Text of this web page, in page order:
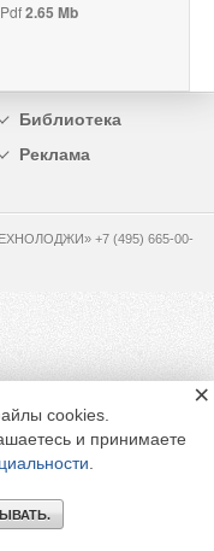
Pdf2.65 Mb
Библиотека
Реклама
+7 (495) 665-00-
cookies.
и принимаете
×